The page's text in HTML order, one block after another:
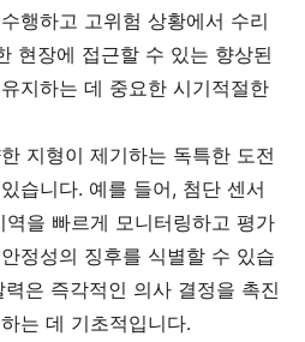
행하고 고위험 상황에서 수리
현장에 접근할 수 있는 향상된
지하는 데 중요한 시기적절한
지형이 제기하는 독특한 도전
습니다. 예를 들어, 첨단 센서
을 빠르게 모니터링하고 평가
정성의 징후를 식별할 수 있습
은 즉각적인 의사 결정을 촉진
는 데 기초적입니다.